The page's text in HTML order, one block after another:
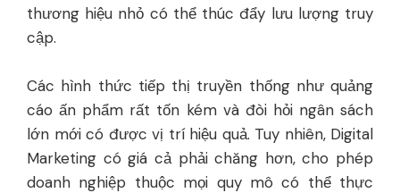
thương hiệu nhỏ có thể thúc đẩy lưu lượng truy
cập.
Các hình thức tiếp thị truyền thống như quảng
cáo ấn phẩm rất tốn kém và đòi hỏi ngân sách
lớn mới có được vị trí hiệu quả. Tuy nhiên, Digital
Marketing có giá cả phải chăng hơn, cho phép
doanh nghiệp thuộc mọi quy mô có thể thực